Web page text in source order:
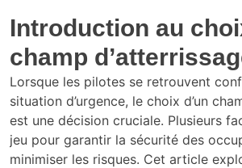
Introduction au
champ
Lorsque les pilotes se retrouvent
situation d’urgence, le choix d’un
est une décision cruciale. Plusieurs
jeu pour garantir la sécurité des
minimiser les risques. Cet article